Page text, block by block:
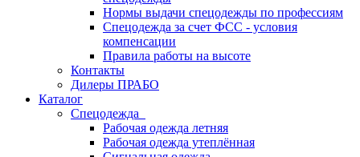
Нормы выдачи спецодежды по профессиям
Спецодежда за счет ФСС - условия
компенсации
Правила работы на высоте
Контакты
Дилеры ПРАБО
Каталог
Спецодежда
Рабочая одежда летняя
Рабочая одежда утеплённая